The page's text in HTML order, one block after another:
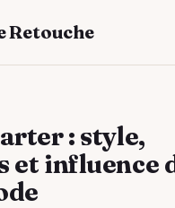
Retouche
: style,
et influence